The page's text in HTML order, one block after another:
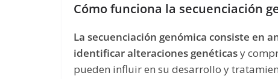
Cómo funciona la secuenciación
La secuenciación genómica consiste en
identificar alteraciones genéticasy
pueden influir en su desarrollo y